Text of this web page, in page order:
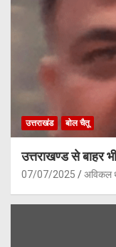
उत्तराखंड बोल चैतू
उत्तराखण्ड से बाहर
07/07/2025 अविकल